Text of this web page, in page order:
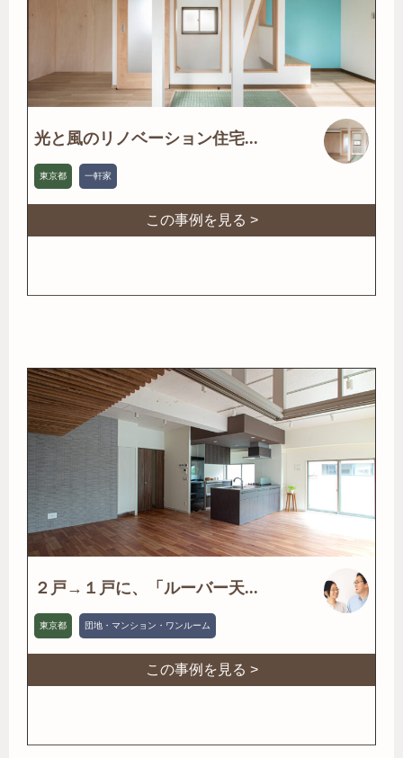
光と風のリノベーション住宅...
東京都 一軒家
この事例を見る >
２戸→１戸に、「ルーバー天...
東京都 団地・マンション・ワンルーム
この事例を見る >